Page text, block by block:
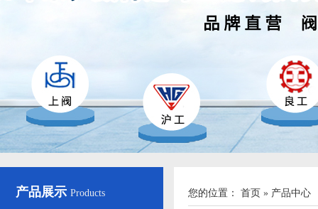
产品展示 Products 您的位置： 首页 » 产品中心